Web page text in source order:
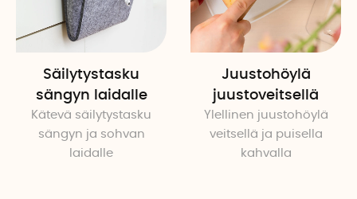
Tuotetiedot
Materiaali: Polyesterikuitu,
Saatavana useassa eri
Säilytystasku
sängyn laidalle
Kätevä säilytystasku
sängyn ja sohvan
laidalle
Juustohöylä
juustoveitsellä
Ylellinen juustohöylä
veitsellä ja puisella
kahvalla